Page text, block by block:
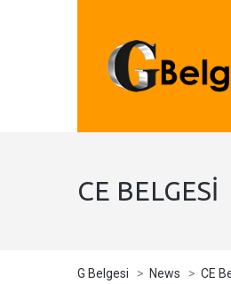
CE BELGESI
G Belgesi > News > CE